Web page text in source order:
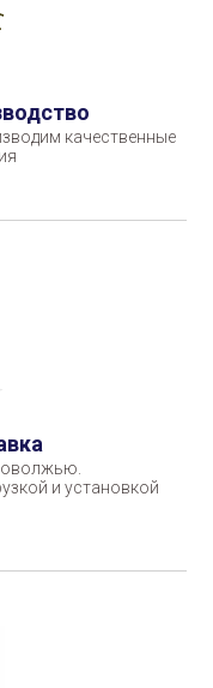
качественные
и установкой